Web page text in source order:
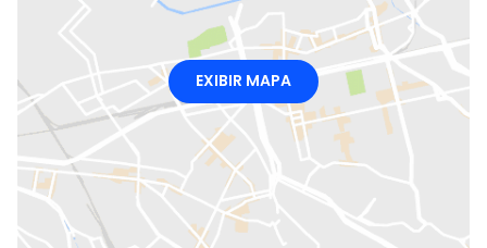
EXIBIR MAPA